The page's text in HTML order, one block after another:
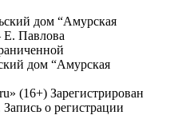
дом “Амурская
Е. Павлова
дом “Амурская
(16+) Зарегистрирован
о регистрации